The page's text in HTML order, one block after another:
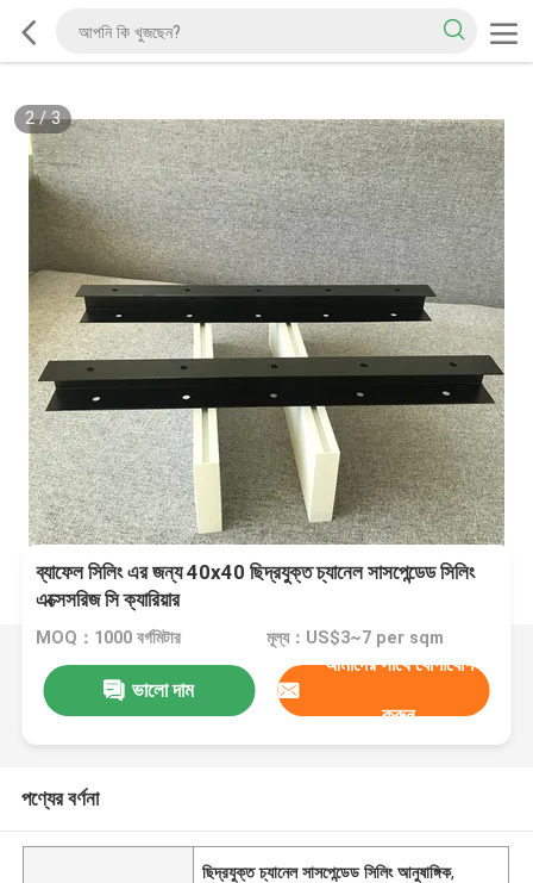
2/3
ব্যাফেল সিলিং এর জন্য 40x40 ছিদ্রযুক্ত চ্যানেল সাসপেন্ডেড সিলিং
এক্সেসরিজ সি ক্যারিয়ার
MOQ：1000 বর্গমিটার মূল্য：US$3~7 per sqm
ভালো দাম
আমাদের সাথে যোগাযোগ
করুন
পণ্যের বর্ণনা
ছিদ্রযুক্ত চ্যানেল সাসপেন্ডেড সিলিং আনুষাঙ্গিক,